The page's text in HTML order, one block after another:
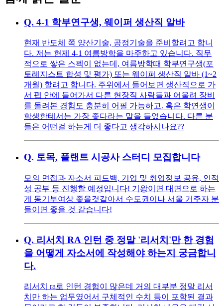
Q. 4-1 학부연구생, 웨이퍼 생산직 알바
현재 반도체 쪽 양산기술, 공정기술을 준비할려고 합니
다. 저는 현제 4-1 여름방학을 마주하고 있습니다. 직무
적으로 쌓은 스펙이 없는데, 여름방학때 학부연구생(포
토레지스트 합성 및 평가) 또는 웨이퍼 생산직 알바 (1~2
개월) 할려고 합니다. 주위에서 들어보면 생산직으로 가
서 펩 안에 들어가서 다른 현장직 사람들과 어울려 장비
를 돌려본 경험도 충분히 어필 가능하고. 혹은 학연생이
학생한테서는 가장 좋다라는 말을 들었습니다. 다른 분
들은 어떤걸 하는게 더 좋다고 생각하시나요??
Q. 토목, 플랜트 시공사 스터디 모집합니다
모의 면접과 자소서 피드백, 기업 및 취업정보 공유, 인적
성 공부 등 진행할 예정입니다! 기왕이면 대면으로 하는
게 동기부여상 좋을것같아서 수도권이나 서울 거주자 분
들이면 좋을 것 같습니다!
Q. 리서치 RA 인턴 중 정말 '리서치'만 한 경험
을 어떻게 자소서에 작성해야 하는지 궁금합니
다.
리서치 ra로 인턴 경험이 많은데 거의 대부분 정말 리서
치만 하는 업무였어서 구체적인 수치 등이 포함된 결과